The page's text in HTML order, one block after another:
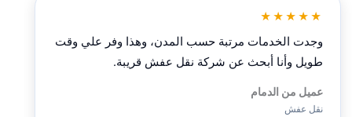
★★★★★
وجدت الخدمات مرتبة حسب المدن، وهذا وفر علي وقت
طويل وأنا أبحث عن شركة نقل عفش قريبة.
عميل من الدمام
نقل عفش